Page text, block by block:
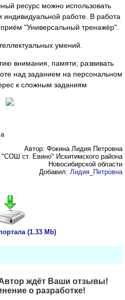
ресурс можно использовать
индивидуальной работе. В работа
приём "Универсальный тренажёр".
умений.
внимания, памяти; развивать
над заданием на персональном
к сложным заданиям
Автор: Фокина Лидия Петровна
ст. Евино" Искитимского района
Новосибирской области
Добавил: Лидия_Петровна
(1.33 Mb)
ждёт Ваши отзывы!
о разработке!